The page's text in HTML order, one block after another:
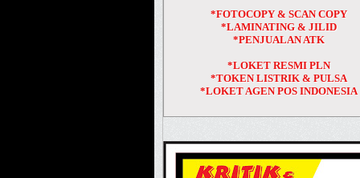
*FOTOCOPY & SCAN COPY
*LAMINATING & JILID
*PENJUALAN ATK
*LOKET RESMI PLN
*TOKEN LISTRIK & PULSA
*LOKET AGEN POS INDONESIA